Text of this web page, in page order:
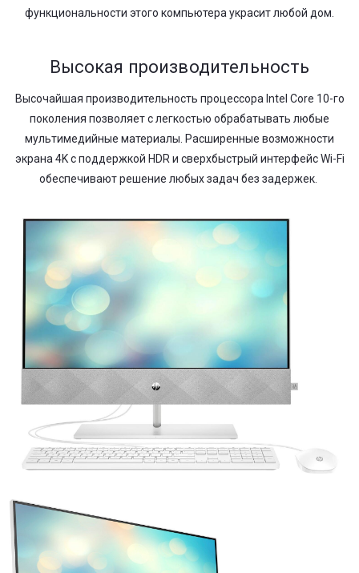
функциональности этого компьютера украсит любой дом.
Высокая производительность
Высочайшая производительность процессора Intel Core 10-го
поколения позволяет с легкостью обрабатывать любые
мультимедийные материалы. Расширенные возможности
экрана 4K с поддержкой HDR и сверхбыстрый интерфейс Wi-Fi
обеспечивают решение любых задач без задержек.